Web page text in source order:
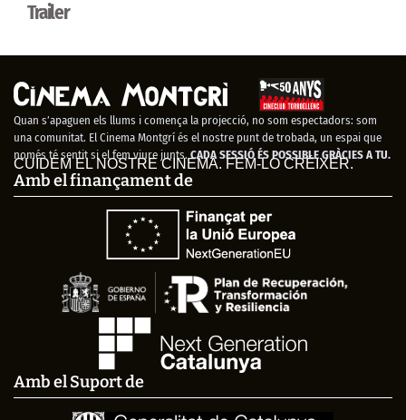
Trailer
Quan s’apaguen els llums i comença la projecció, no som espectadors: som
una comunitat. El Cinema Montgrí és el nostre punt de trobada, un espai que
només té sentit si el fem viure junts. CADA SESSIÓ ÉS POSSIBLE GRÀCIES A TU.
CUIDEM EL NOSTRE CINEMA. FEM-LO CRÉIXER.
Amb el finançament de
Amb el Suport de